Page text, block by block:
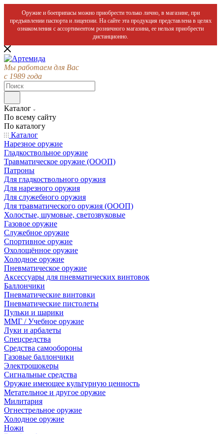
Оружие и боеприпасы можно приобрести только лично, в магазине, при
предъявлении паспорта и лицензии. На сайте эта продукция представлена в целях
ознакомления с ассортиментом розничного магазина, ее нельзя приобрести
дистанционно.
Мы работаем для Вас
с 1989 года
Каталог
По всему сайту
По каталогу
Каталог
Нарезное оружие
Гладкоствольное оружие
Травматическое оружие (ОООП)
Патроны
Для гладкоствольного оружия
Для нарезного оружия
Для служебного оружия
Для травматического оружия (ОООП)
Холостые, шумовые, светозвуковые
Газовое оружие
Служебное оружие
Спортивное оружие
Охолощённое оружие
Холодное оружие
Пневматическое оружие
Аксессуары для пневматических винтовок
Баллончики
Пневматические винтовки
Пневматические пистолеты
Пульки и шарики
ММГ / Учебное оружие
Луки и арбалеты
Спецсредства
Средства самообороны
Газовые баллончики
Электрошокеры
Сигнальные средства
Оружие имеющее культурную ценность
Метательное и другое оружие
Милитария
Огнестрельное оружие
Холодное оружие
Ножи